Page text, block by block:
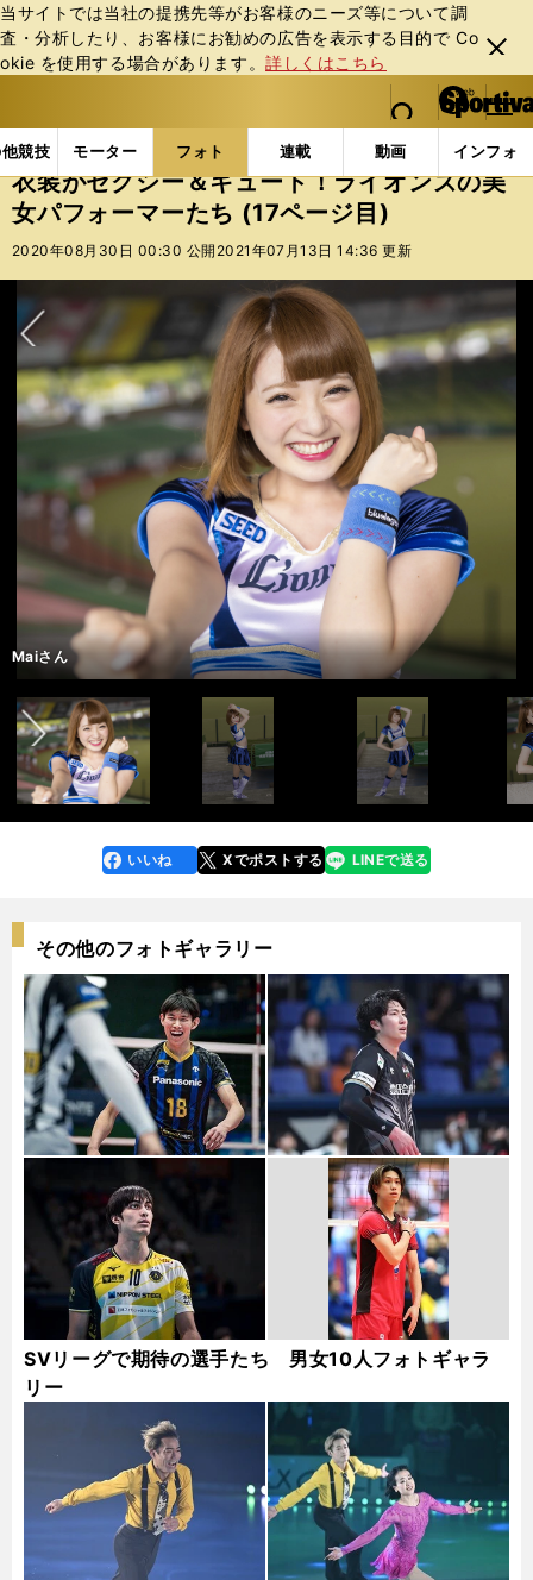
当サイトでは当社の提携先等がお客様のニーズ等について調
査・分析したり、お客様にお勧めの広告を表⽰する⽬的で Co
okie を使⽤する場合があります。詳しくはこちら
閉じ
る
web Sportiva (webスポルティーバ)
検索
マイペ
ー
ジ
メニュ
競技 モーター フォト 連載 動画 インフォ
b
ス
ポ
ル
バ
フォトギャラリー スポーツビーナスギャラリー 衣
衣装がセクシー＆キュート！ライオンズの美
女パフォーマーたち (17ページ目)
2020年08月30日 00:30 公開 2021年07月13日 14:36 更新
次へ
Yuuさん
「『輝く人になりたい』と思ってブルーレジェンズに入りました。メンバー
としても、人としてももっともっと輝きたいです！」
球団チアリーダー連載の記事・写真一覧はコチラ＞＞
Yuuさん
Yuuさん
Yuuさん
Yuuさん
Amiさん
３年目 サブリーダー
「チームNo.１おしゃべりです！ 自分で自分のことを『おしゃべりマシー
ン』と言っていますが、球団マスコットのレオとライナからは『おしゃべり
モンスター』と呼ばれています！（笑）じゃんじゃん話しかけてくださいね
っ」
球団チアリーダー連載の記事・写真一覧はコチラ＞＞
Amiさん
Amiさん
Amiさん
Amiさん
Misakiさん
２年目
「今シーズンもリーグ優勝、そして日本一に向けて、一緒に声援を届けまし
ょう。強力山賊打線で絶対優勝！」
球団チアリーダー連載の記事・写真一覧はコチラ＞＞
Misakiさん
Misakiさん
Misakiさん
Misakiさん
Maiさん
「球場で私を見かけたら気軽に話しかけてくださいね！ ファンのみなさん
と野球の話をするのが大好きです」
球団チアリーダー連載の記事・写真一覧はコチラ＞＞
Maiさん
Maiさん
Maiさん
Maiさん
Nagisaさん
１年目 新メンバー
「まだまだ未熟ですが、得意のテクニックを生かしたダンスと共に、キラキ
ラスマイルをみなさんにお届けします！」
球団チアリーダー連載の記事・写真一覧はコチラ＞＞
Nagisaさん
Nagisaさん
Nagisaさん
Nagisaさん
４年目 リーダー
「リーダーとして、各メンバーの個性を大切にして、一人一人がのびのびと
パフォーマンスできるチームを作っていきたいと思います。そして、ライオ
ンズと野球界を盛り上げていきたいです！」
球団チアリーダー連載の記事・写真一覧はコチラ＞＞
Mihoさん
Mihoさん
Mihoさん
Mihoさん
Maikaさん
１年目 新メンバー
「もっともっと元気いっぱい、パワーいっぱい、輝く笑顔で応援して、勝利
の女神になります！」
球団チアリーダー連載の記事・写真一覧はコチラ＞＞
Maikaさん
Maikaさん
Maikaさん
Maikaさん
Natsumiさん
１年目 新メンバー
「エンジンがかかるともう誰にも止められないライオンズの強さが大好きで
す！ ライオンズファミリーが一丸となり、Ｖ３・日本一をつかみ取りまし
ょう」
球団チアリーダー連載の記事・写真一覧はコチラ＞＞
Natsumiさん
Natsumiさん
Natsumiさん
Natsumiさん
埼玉西武ランオンズ公式パフォーマー「bluelegends（ブルーレジェン
ズ）」メンバー。左からMisakiさん、Natsumiさん、Mihoさん、Maiさ
ん、Amiさん
球団チアリーダー連載の記事・写真一覧はコチラ＞＞
埼玉西武ランオンズ公式パフォーマー「bluelegends（ブルーレジェン
ズ）」メンバー。左からMisakiさん、Natsumiさん、Mihoさん、Maiさ
ん、Amiさん
前へ
faceboo
k
いいね Xでポストする
line LINEで送る
その他のフォトギャラリー
SVリーグで期待の選手たち 男女10人フォトギャラ
リー